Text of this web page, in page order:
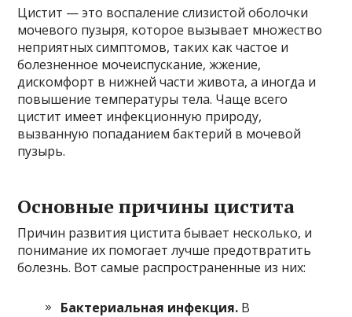
Цистит — это воспаление слизистой оболочки
мочевого пузыря, которое вызывает множество
неприятных симптомов, таких как частое и
болезненное мочеиспускание, жжение,
дискомфорт в нижней части живота, а иногда и
повышение температуры тела. Чаще всего
цистит имеет инфекционную природу,
вызванную попаданием бактерий в мочевой
пузырь.
Основные причины цистита
Причин развития цистита бывает несколько, и
понимание их помогает лучше предотвратить
болезнь. Вот самые распространенные из них:
Бактериальная инфекция. В